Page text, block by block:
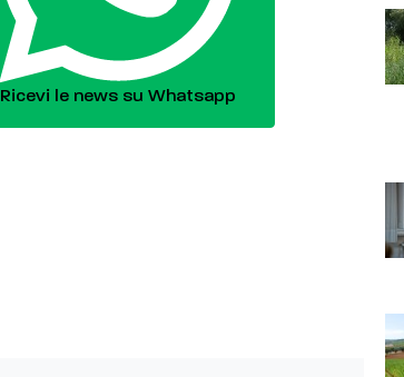
Ricevi le news su Whatsapp